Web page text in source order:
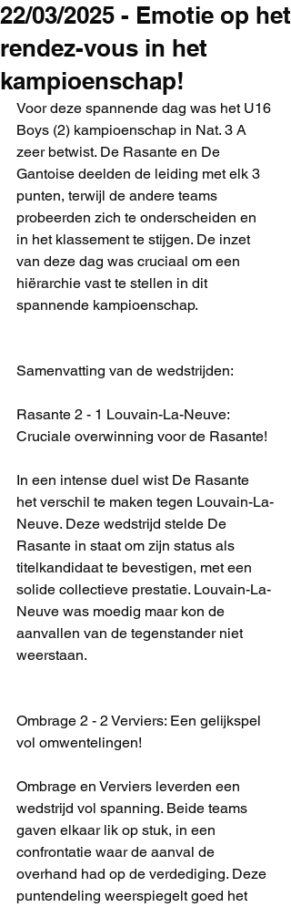
22/03/2025 - Emotie op het
rendez-vous in het
kampioenschap!
Voor deze spannende dag was het U16
Boys (2) kampioenschap in Nat. 3 A
zeer betwist. De Rasante en De
Gantoise deelden de leiding met elk 3
punten, terwijl de andere teams
probeerden zich te onderscheiden en
in het klassement te stijgen. De inzet
van deze dag was cruciaal om een
hiërarchie vast te stellen in dit
spannende kampioenschap.
Samenvatting van de wedstrijden:
Rasante 2 - 1 Louvain-La-Neuve:
Cruciale overwinning voor de Rasante!
In een intense duel wist De Rasante
het verschil te maken tegen Louvain-La-
Neuve. Deze wedstrijd stelde De
Rasante in staat om zijn status als
titelkandidaat te bevestigen, met een
solide collectieve prestatie. Louvain-La-
Neuve was moedig maar kon de
aanvallen van de tegenstander niet
weerstaan.
Ombrage 2 - 2 Verviers: Een gelijkspel
vol omwentelingen!
Ombrage en Verviers leverden een
wedstrijd vol spanning. Beide teams
gaven elkaar lik op stuk, in een
confrontatie waar de aanval de
overhand had op de verdediging. Deze
puntendeling weerspiegelt goed het